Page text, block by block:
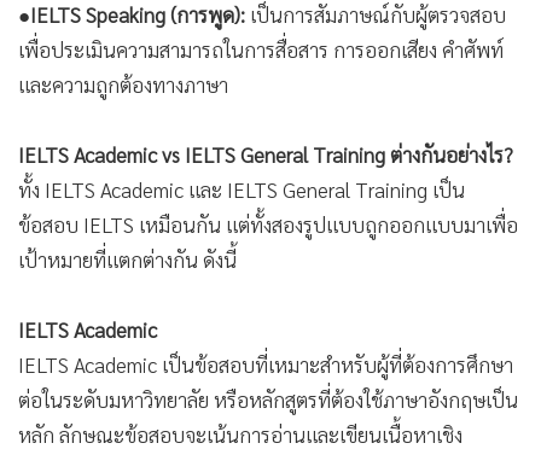
และความถูกต้องทางภาษา
IELTS Academic vs IELTS General Training ต่างกันอย่างไร?
ข้อสอบ IELTS เหมือนกัน แต่ทั้งสองรูปแบบถูกออกแบบมาเพื่อ
เป้าหมายที่แตกต่างกัน ดังนี้
IELTS Academic
ต่อในระดับมหาวิทยาลัย หรือหลักสูตรที่ต้องใช้ภาษาอังกฤษเป็น
หลัก ลักษณะข้อสอบจะเน้นการอ่านและเขียนเนื้อหาเชิง
วิชาการ เช่น การวิเคราะห์ข้อมูล ตาราง หรือบทความต่าง ๆ